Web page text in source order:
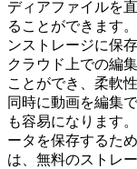
ディアファイルを
ることができます
ンストレージに保
クラウド上での編
ことができ、柔軟
同時に動画を編集
も容易になります
ータを保存するた
は、無料のストレ